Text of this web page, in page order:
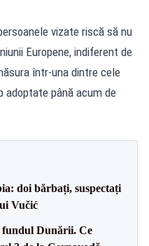
vizate riscă să nu
Europene, indiferent de
într-una dintre cele
adoptate până acum de
doi bărbați, suspectați
Vučić
fundul Dunării. Ce